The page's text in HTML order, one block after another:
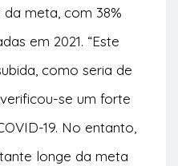
meta, com 38%
em 2021. “Este
como seria de
se um forte
19. No entanto,
longe da meta